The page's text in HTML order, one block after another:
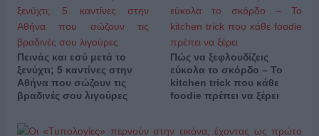
Πεινάς και εσύ μετά το
ξενύχτι; 5 καντίνες στην
Αθήνα που σώζουν τις
βραδινές σου λιγούρες
Πώς να ξεφλουδίζεις
εύκολα το σκόρδο – Το
kitchen trick που κάθε
foodie πρέπει να ξέρει